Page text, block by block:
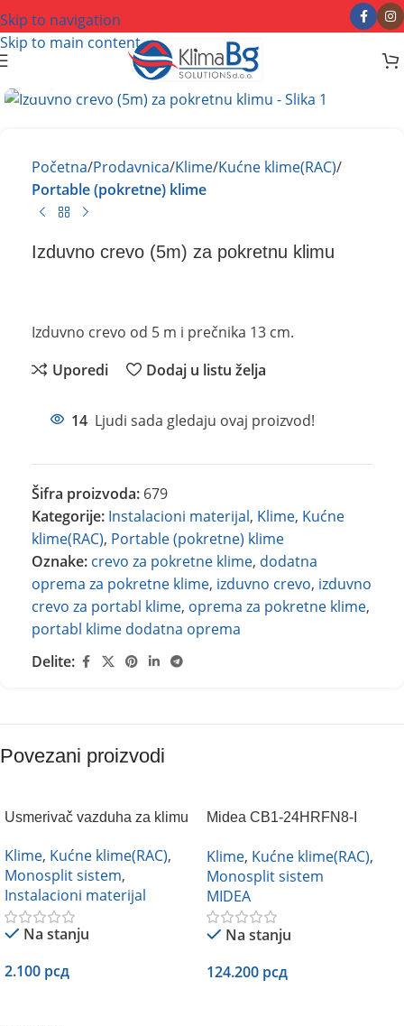
Skip to navigation
Skip to main content
Kliknite za uvećanje
Početna Prodavnica Klime Kućne klime(RAC)
Portable (pokretne) klime
Izduvno crevo (5m) za pokretnu klimu
Izduvno crevo od 5 m i prečnika 13 cm.
Uporedi
Dodaj u listu želja
14 Ljudi sada gledaju ovaj proizvod!
Šifra proizvoda: 679
Kategorije: Instalacioni materijal, Klime, Kućne
klime(RAC), Portable (pokretne) klime
Oznake: crevo za pokretne klime, dodatna
oprema za pokretne klime, izduvno crevo, izduvno
crevo za portabl klime, oprema za pokretne klime,
portabl klime dodatna oprema
Delite:
Povezani proizvodi
Usmerivač vazduha za klimu
Klime, Kućne klime(RAC),
Monosplit sistem,
Instalacioni materijal
Na stanju
2.100 рсд
Midea CB1-24HRFN8-I
Klime, Kućne klime(RAC),
Monosplit sistem
MIDEA
Na stanju
124.200 рсд